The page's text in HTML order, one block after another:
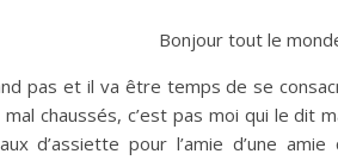
Bonjour tout le
pas et il va être temps de se
chaussés, c’est pas moi qui le dit
d’assiette pour l’amie d’une